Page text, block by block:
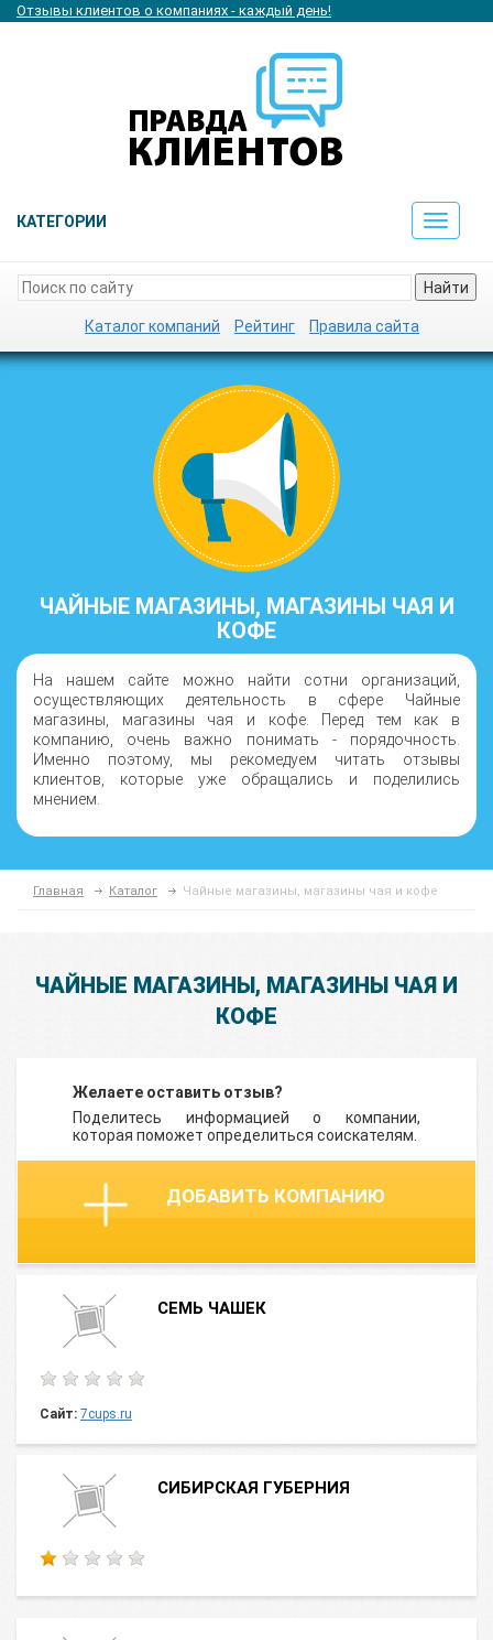
Отзывы клиентов о компаниях - каждый день!
КАТЕГОРИИ
Toggle
Найти
Каталог компаний Рейтинг Правила сайта
ЧАЙНЫЕ МАГАЗИНЫ, МАГАЗИНЫ ЧАЯ И
КОФЕ
На нашем сайте можно найти сотни организаций,
осуществляющих деятельность в сфере Чайные
магазины, магазины чая и кофе. Перед тем как в
компанию, очень важно понимать - порядочность.
Именно поэтому, мы рекомедуем читать отзывы
клиентов, которые уже обращались и поделились
мнением.
Главная Каталог Чайные магазины, магазины чая и кофе
ЧАЙНЫЕ МАГАЗИНЫ, МАГАЗИНЫ ЧАЯ И
КОФЕ
Желаете оставить отзыв?
Поделитесь информацией о компании,
которая поможет определиться соискателям.
ДОБАВИТЬ КОМПАНИЮ
СЕМЬ ЧАШЕК
Сайт: 7cups.ru
СИБИРСКАЯ ГУБЕРНИЯ